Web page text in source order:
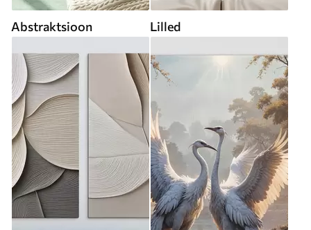
Abstraktsioon Lilled